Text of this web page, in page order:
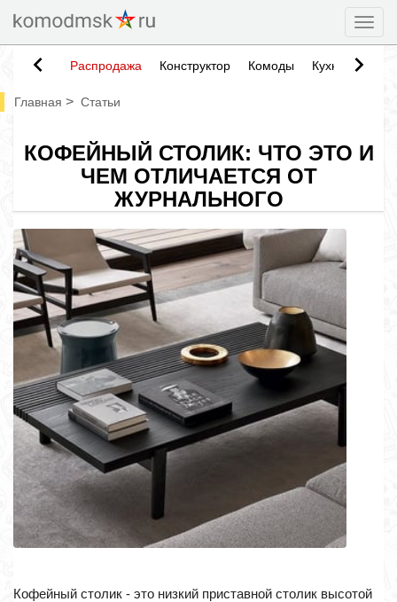
Распродажа Конструктор Комоды Кухни
Главная > Статьи
КОФЕЙНЫЙ СТОЛИК: ЧТО ЭТО И
ЧЕМ ОТЛИЧАЕТСЯ ОТ
ЖУРНАЛЬНОГО
Кофейный столик - это низкий приставной столик высотой